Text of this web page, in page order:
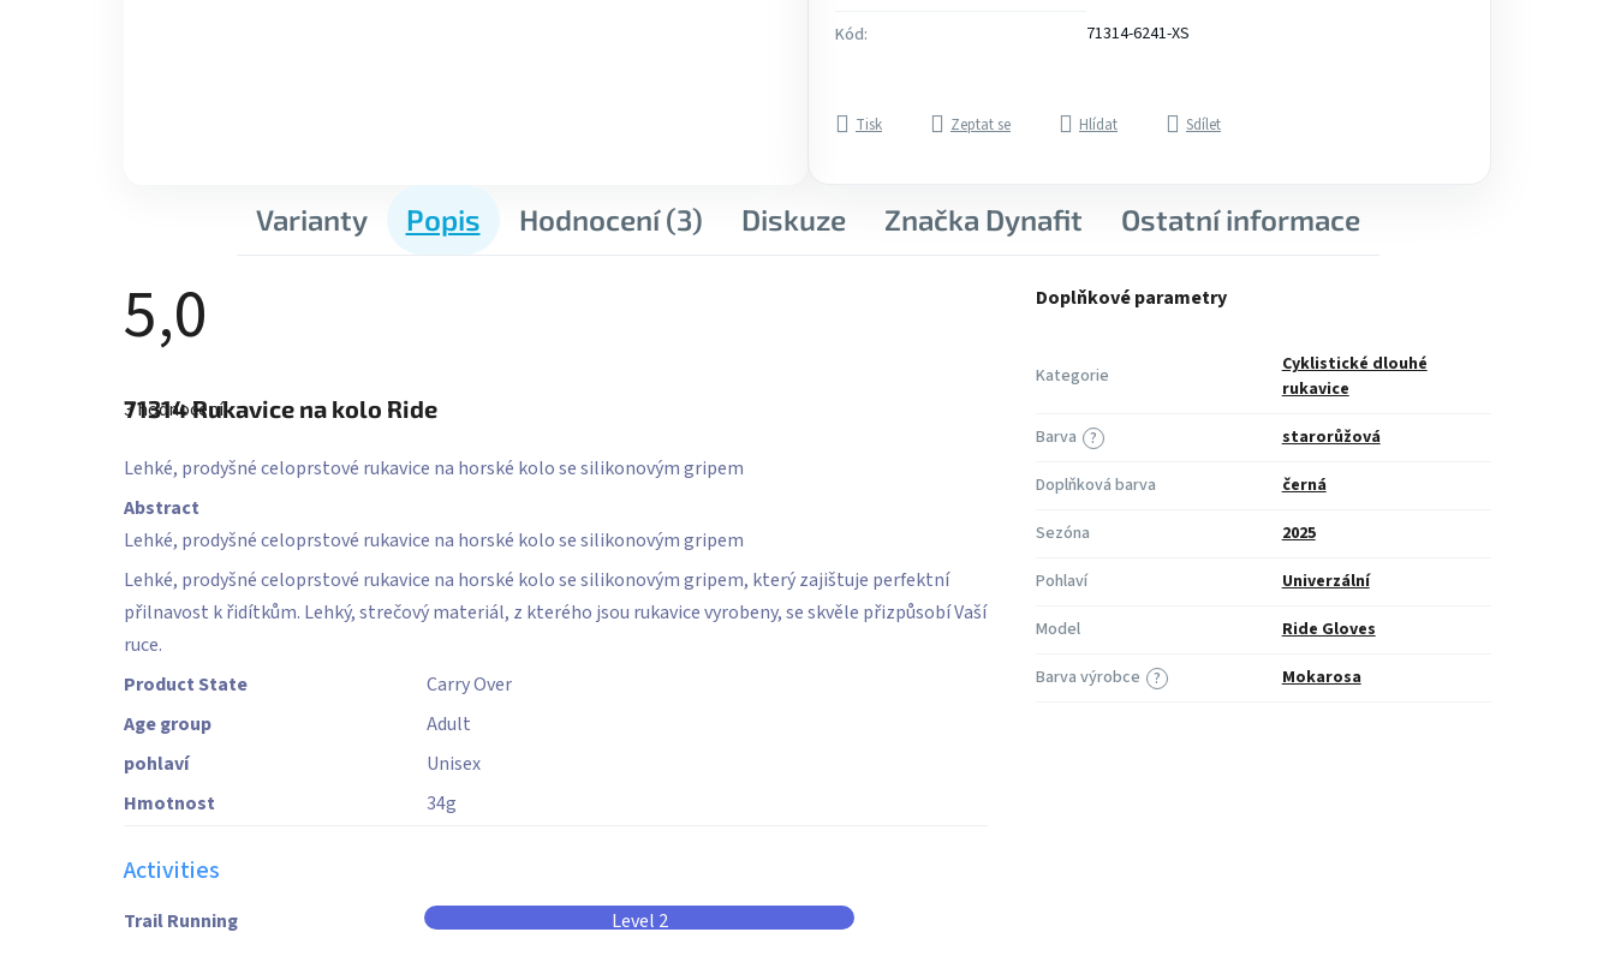
Kód:
71314-6241-XS
Tisk Zeptat se Hlídat Sdílet
Varianty Popis Hodnocení (3) Diskuze Značka Dynafit Ostatní informace
5,0
produktu
z
hvězdiček.
3 hodnocení
71314Rukavice na kolo Ride
Lehké, prodyšné celoprstové rukavice na horské kolo se silikonovým gripem
Abstract
Lehké, prodyšné celoprstové rukavice na horské kolo se silikonovým gripem
Lehké, prodyšné celoprstové rukavice na horské kolo se silikonovým gripem, který zajištuje perfektní
přilnavost k řidítkům. Lehký, strečový materiál, z kterého jsou rukavice vyrobeny, se skvěle přizpůsobí Vaší
ruce.
Product State
Carry Over
Age group
Adult
pohlaví
Unisex
Hmotnost
34g
Activities
Trail Running Level 2
Doplňkové parametry
Kategorie
Cyklistické dlouhé
rukavice
?
Barva
starorůžová
Doplňková barva
černá
Sezóna
2025
Pohlaví
Univerzální
Model
Ride Gloves
?
Barva výrobce Mokarosa